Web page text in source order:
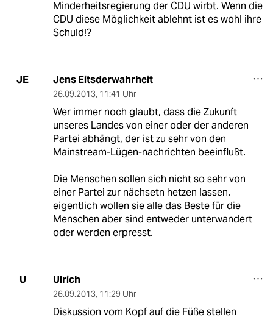
Minderheitsregierung der CDU wirbt. Wenn die
CDU diese Möglichkeit ablehnt ist es wohl ihre
Schuld!?
JE Jens Eitsderwahrheit
26.09.2013, 11:41 Uhr
Wer immer noch glaubt, dass die Zukunft
unseres Landes von einer oder der anderen
Partei abhängt, der ist zu sehr von den
Mainstream-Lügen-nachrichten beeinflußt.
Die Menschen sollen sich nicht so sehr von
einer Partei zur nächsetn hetzen lassen.
eigentlich wollen sie alle das Beste für die
Menschen aber sind entweder unterwandert
oder werden erpresst.
U Ulrich
26.09.2013, 11:29 Uhr
Diskussion vom Kopf auf die Füße stellen